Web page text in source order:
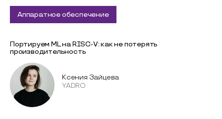
Аппаратное обеспечение
Портируем ML на RISC-V: как не потерять
производительность
Ксения Зайцева
YADRO